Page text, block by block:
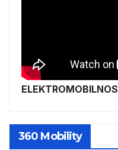
360 Mobility